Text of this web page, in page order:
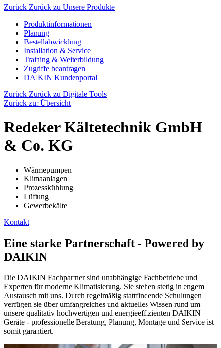
Zurück Zurück zu Unsere Produkte
Produktinformationen
Planung
Bestellabwicklung
Installation & Service
Training & Weiterbildung
Zugriffe beantragen
DAIKIN Kundenportal
Zurück Zurück zu Digitale Tools
Zurück zur Übersicht
Redeker Kältetechnik GmbH
& Co. KG
Wärmepumpen
Klimaanlagen
Prozesskühlung
Lüftung
Gewerbekälte
Kontakt
Eine starke Partnerschaft - Powered by
DAIKIN
Die DAIKIN Fachpartner sind unabhängige Fachbetriebe und
Experten für moderne Klimatisierung. Sie stehen stetig in engem
Austausch mit uns. Durch regelmäßig stattfindende Schulungen
verfügen sie über umfangreiches und aktuelles Wissen rund um
unsere qualitativ hochwertigen und energieeffizienten DAIKIN
Geräte - professionelle Beratung, Planung, Montage und Service ist
somit garantiert.